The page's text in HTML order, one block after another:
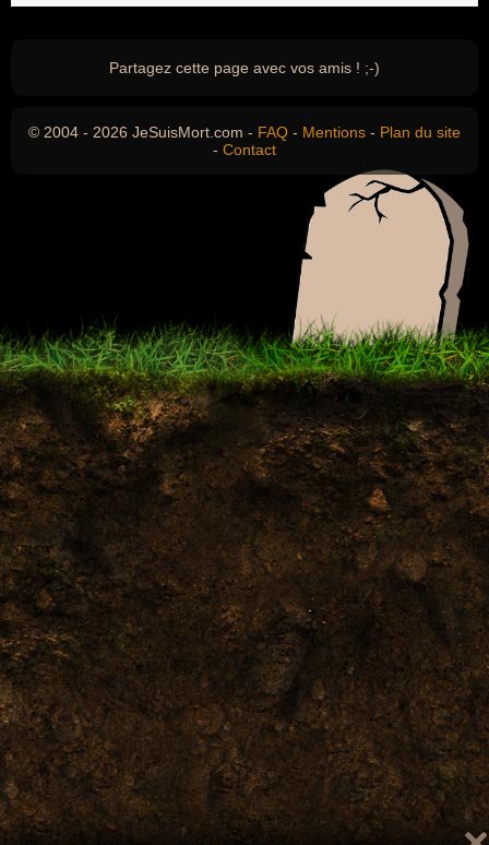
Partagez cette page avec vos amis ! ;-)
© 2004 - 2026 JeSuisMort.com - FAQ - Mentions - Plan du site
- Contact